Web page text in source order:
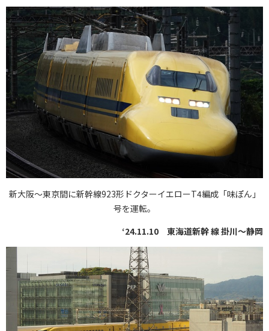
新大阪～東京間に新幹線923形ドクターイエローT4編成「味ぽん」
号を運転。
‘24.11.10 東海道新幹 線 掛川～静岡